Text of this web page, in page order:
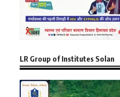
LR Group of Institutes Solan